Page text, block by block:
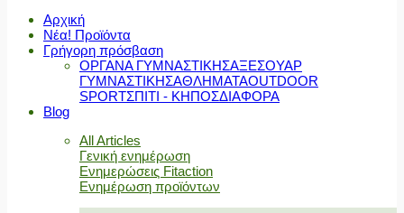
Αρχική
Νέα! Προϊόντα
Γρήγορη πρόσβαση
ΟΡΓΑΝΑ ΓΥΜΝΑΣΤΙΚΗΣΑΞΕΣΟΥΑΡ
ΓΥΜΝΑΣΤΙΚΗΣΑΘΛΗΜΑΤΑOUTDOOR
SPORTΣΠΙΤΙ - ΚΗΠΟΣΔΙΑΦΟΡΑ
Blog
All Articles
Γενική ενημέρωση
Ενημερώσεις Fitaction
Ενημέρωση προϊόντων